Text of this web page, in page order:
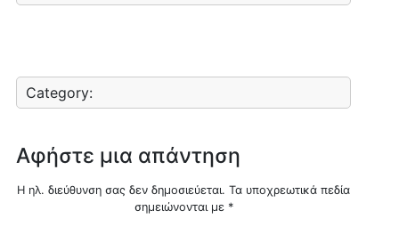
Category:
Αφήστε μια απάντηση
Η ηλ. διεύθυνση σας δεν δημοσιεύεται. Τα υποχρεωτικά πεδία
σημειώνονται με *